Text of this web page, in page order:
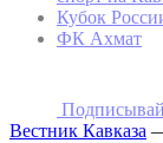
Кубок
ФК Ахмат
Вестник Кавказа